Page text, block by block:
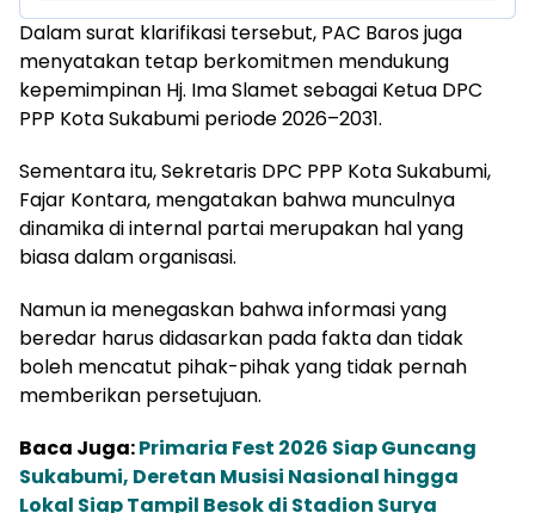
Dalam surat klarifikasi tersebut, PAC Baros juga
menyatakan tetap berkomitmen mendukung
kepemimpinan Hj. Ima Slamet sebagai Ketua DPC
PPP Kota Sukabumi periode 2026–2031.
Sementara itu, Sekretaris DPC PPP Kota Sukabumi,
Fajar Kontara, mengatakan bahwa munculnya
dinamika di internal partai merupakan hal yang
biasa dalam organisasi.
Namun ia menegaskan bahwa informasi yang
beredar harus didasarkan pada fakta dan tidak
boleh mencatut pihak-pihak yang tidak pernah
memberikan persetujuan.
Baca Juga:Primaria Fest 2026 Siap Guncang
Sukabumi, Deretan Musisi Nasional hingga
Lokal Siap Tampil Besok di Stadion Surya